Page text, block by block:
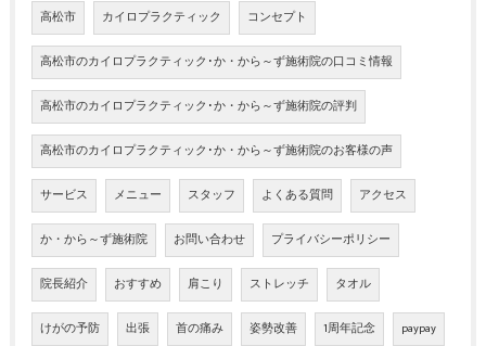
高松市 カイロプラクティック コンセプト
高松市のカイロプラクティック･か・から～ず施術院の口コミ情報
高松市のカイロプラクティック･か・から～ず施術院の評判
高松市のカイロプラクティック･か・から～ず施術院のお客様の声
サービス メニュー スタッフ よくある質問 アクセス
か・から～ず施術院 お問い合わせ プライバシーポリシー
院長紹介 おすすめ 肩こり ストレッチ タオル
けがの予防 出張 首の痛み 姿勢改善 1周年記念 paypay